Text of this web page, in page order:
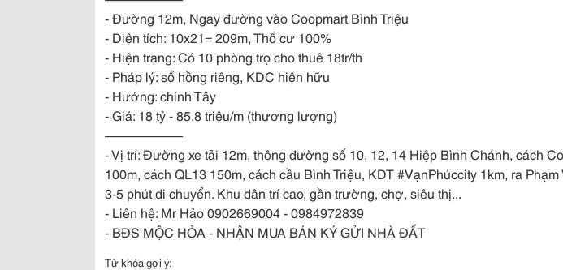
- Đường 12m, Ngay đường vào Coopmart Bình Triệu
- Diện tích: 10x21= 209m, Thổ cư 100%
- Hiện trạng: Có 10 phòng trọ cho thuê 18tr/th
- Pháp lý: sổ hồng riêng, KDC hiện hữu
- Hướng: chính Tây
- Giá: 18 tỷ - 85.8 triệu/m (thương lượng)
——————
- Vị trí: Đường xe tải 12m, thông đường số 10, 12, 14 Hiệp Bình Chánh, cách
100m, cách QL13 150m, cách cầu Bình Triệu, KDT #VạnPhúccity 1km, ra
3-5 phút di chuyển. Khu dân trí cao, gần trường, chợ, siêu thị...
- Liên hệ: Mr Hảo 0902669004 - 0984972839
- BĐS MỘC HỎA - NHẬN MUA BÁN KÝ GỬI NHÀ ĐẤT
Từ khóa gợi ý: